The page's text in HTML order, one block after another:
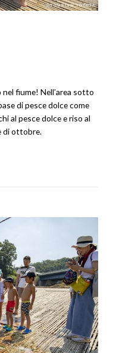
fiume! Nell’area sotto
di pesce dolce come
al pesce dolce e riso al
di ottobre.